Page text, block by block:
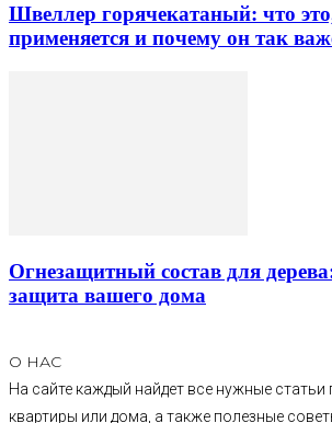
Швеллер горячекатаный: что
применяется и почему он так
Огнезащитный состав для
защита вашего дома
О НАС
На сайте каждый найдет все нужные статьи
квартиры или дома, а также полезные